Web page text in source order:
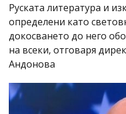
Руската литература и
определени като
докосването до него
на всеки, отговаря
Андонова